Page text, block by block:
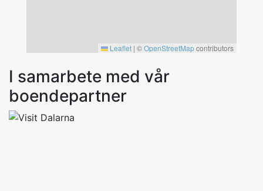
Leaflet | ©OpenStreetMapcontributors
I samarbete med vår
boendepartner